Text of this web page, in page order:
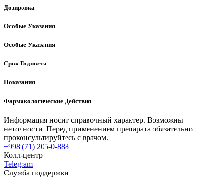
Дозировка
Особые Указания
Особые Указания
Срок Годности
Показания
Фармакологические Действия
Информация носит справочный характер. Возможны
неточности. Перед применением препарата обязательно
проконсультируйтесь с врачом.
+998 (71) 205-0-888
Колл-центр
Telegram
Служба поддержки